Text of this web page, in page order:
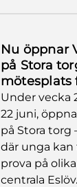
Nu öppnar
på Stora
mötesplats
Under vecka
22 juni,
på Stora torg
där unga kan
prova på
centrala Eslöv.